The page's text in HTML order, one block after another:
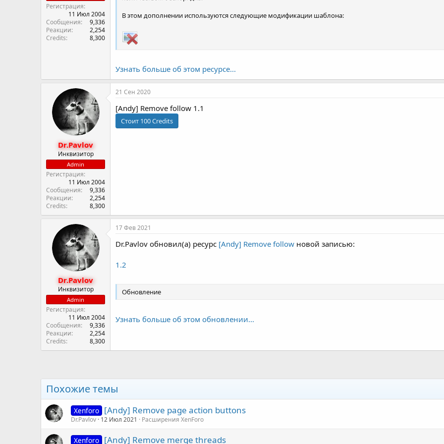
Регистрация
11 Июл 2004
Сообщения
9,336
Реакции
2,254
Credits
8,300
В этом дополнении используются следующие модификации шаблона:
Узнать больше об этом ресурсе...
Dr.Pavlov
Инквизитор
Admin
Регистрация
11 Июл 2004
Сообщения
9,336
Реакции
2,254
Credits
8,300
21 Сен 2020
[Andy] Remove follow 1.1
Dr.Pavlov
Инквизитор
Admin
Регистрация
11 Июл 2004
Сообщения
9,336
Реакции
2,254
Credits
8,300
17 Фев 2021
Dr.Pavlov обновил(а) ресурс [Andy] Remove follow новой записью:
1.2
Обновление
Узнать больше об этом обновлении...
Похожие темы
Xenforo [Andy] Remove page action buttons
Dr.Pavlov 12 Июл 2021 Расширения XenForo
Xenforo [Andy] Remove merge threads